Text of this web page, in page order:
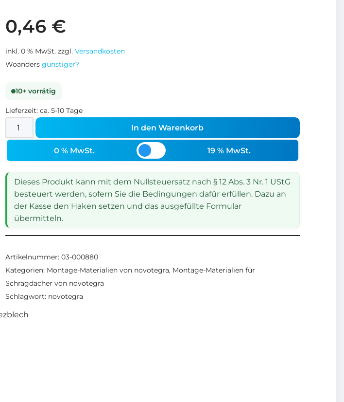
0,46 €
inkl. 0 % MwSt. zzgl. Versandkosten
Woanders günstiger?
10+ vorrätig
Lieferzeit: ca. 5-10 Tage
In den Warenkorb
0 % MwSt. 19 % MwSt.
Dieses Produkt kann mit dem Nullsteuersatz nach § 12 Abs. 3 Nr. 1 UStG
besteuert werden, sofern Sie die Bedingungen dafür erfüllen. Dazu an
der Kasse den Haken setzen und das ausgefüllte Formular
übermitteln.
Artikelnummer: 03-000880
Kategorien: Montage-Materialien von novotegra, Montage-Materialien für
Schrägdächer von novotegra
Schlagwort: novotegra